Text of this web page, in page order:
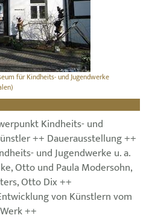
für Kindheits- und Jugendwerke
Kindheits- und
++ Dauerausstellung ++
und Jugendwerke u. a.
Otto und Paula Modersohn,
Otto Dix ++
von Künstlern vom
++